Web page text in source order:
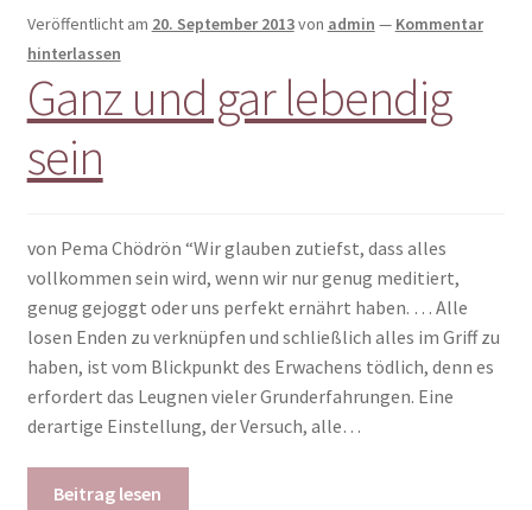
Veröffentlicht am 20. September 2013von admin — Kommentar
hinterlassen
Ganz und gar lebendig
sein
von Pema Chödrön “Wir glauben zutiefst, dass alles
vollkommen sein wird, wenn wir nur genug meditiert,
genug gejoggt oder uns perfekt ernährt haben. … Alle
losen Enden zu verknüpfen und schließlich alles im Griff zu
haben, ist vom Blickpunkt des Erwachens tödlich, denn es
erfordert das Leugnen vieler Grunderfahrungen. Eine
derartige Einstellung, der Versuch, alle…
Beitrag lesen